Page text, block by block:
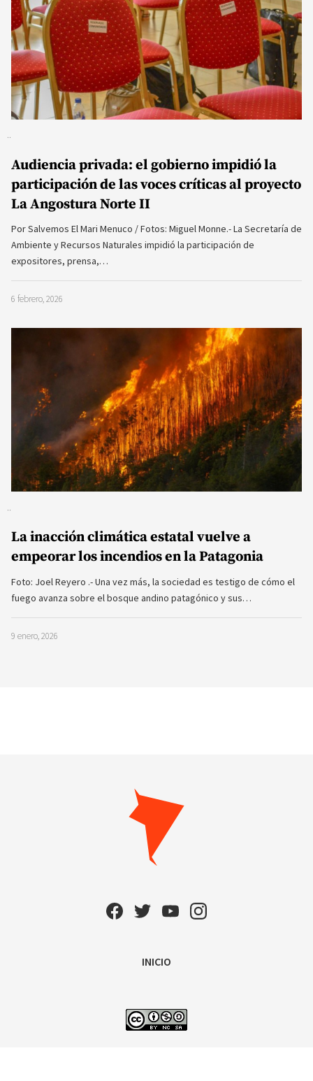
Audiencia privada: el gobierno impidió la
participación de las voces críticas al proyecto
La Angostura Norte II
Por Salvemos El Mari Menuco / Fotos: Miguel Monne.- La Secretaría de
Ambiente y Recursos Naturales impidió la participación de
expositores, prensa,…
6 febrero, 2026
La inacción climática estatal vuelve a
empeorar los incendios en la Patagonia
Foto: Joel Reyero .- Una vez más, la sociedad es testigo de cómo el
fuego avanza sobre el bosque andino patagónico y sus…
9 enero, 2026
INICIO